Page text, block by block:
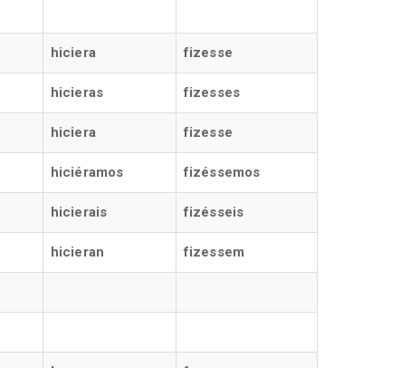
hiciera fizesse
hicieras fizesses
hiciera fizesse
hiciéramos fizéssemos
hicierais fizésseis
hicieran fizessem